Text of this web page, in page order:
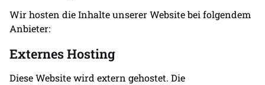
Wir hosten die Inhalte unserer Website bei folgendem
Anbieter:
Externes Hosting
Diese Website wird extern gehostet. Die